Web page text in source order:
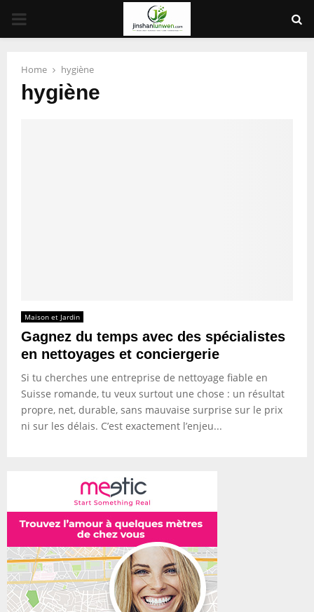
PRIMARY
Home hygiène
hygiène
Maison et Jardin
Gagnez du temps avec des spécialistes
en nettoyages et conciergerie
Si tu cherches une entreprise de nettoyage fiable en
Suisse romande, tu veux surtout une chose : un résultat
propre, net, durable, sans mauvaise surprise sur le prix
ni sur les délais. C’est exactement l’enjeu...